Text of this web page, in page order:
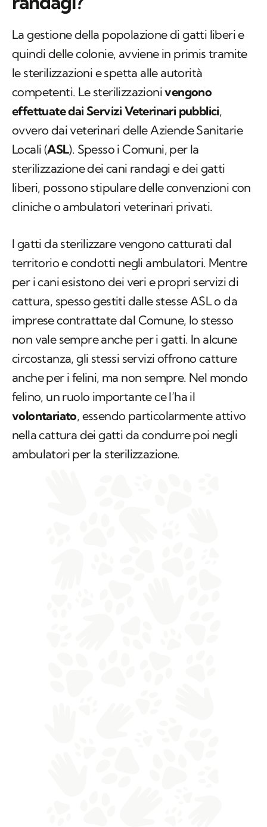
La gestione della popolazione di gatti liberi e
quindi delle colonie, avviene in primis tramite
le sterilizzazioni e spetta alle autorità
competenti. Le sterilizzazionivengono
effettuate dai Servizi Veterinari pubblici,
ovvero dai veterinari delle Aziende Sanitarie
Locali (ASL). Spesso i Comuni, per la
sterilizzazione dei cani randagi e dei gatti
liberi, possono stipulare delle convenzioni con
cliniche o ambulatori veterinari privati.
I gatti da sterilizzare vengono catturati dal
territorio e condotti negli ambulatori. Mentre
per i cani esistono dei veri e propri servizi di
cattura, spesso gestiti dalle stesse ASL o da
imprese contrattate dal Comune, lo stesso
non vale sempre anche per i gatti. In alcune
circostanza, gli stessi servizi offrono catture
anche per i felini, ma non sempre. Nel mondo
felino, un ruolo importante ce l’ha il
volontariato, essendo particolarmente attivo
nella cattura dei gatti da condurre poi negli
ambulatori per la sterilizzazione.